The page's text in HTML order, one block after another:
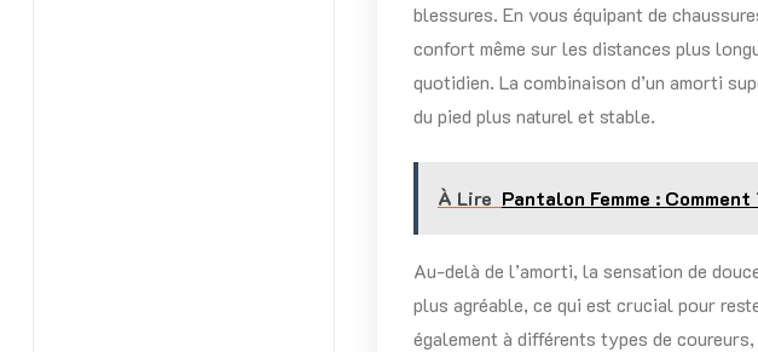
blessures. En vous équipant de
confort même sur les distances plus
quotidien. La combinaison d’un amorti
du pied plus naturel et stable.
À Lire Pantalon Femme :
Au-delà de l’amorti, la sensation de
plus agréable, ce qui est crucial pour
également à différents types de